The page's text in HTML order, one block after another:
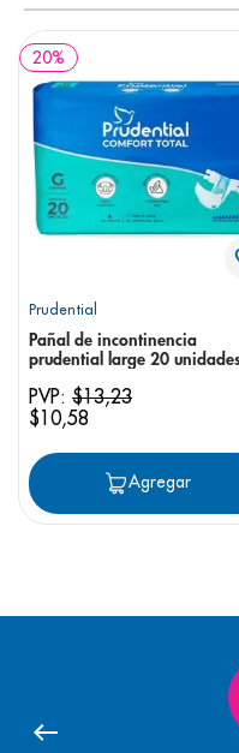
20%
Prudential
Pañal de incontinencia
prudential large 20
PVP: $13,23
$10,58
Agregar